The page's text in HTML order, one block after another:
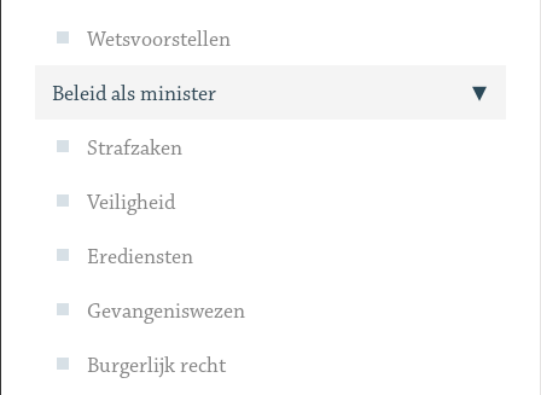
Wetsvoorstellen
Beleid als minister
Strafzaken
Veiligheid
Erediensten
Gevangeniswezen
Burgerlijk recht